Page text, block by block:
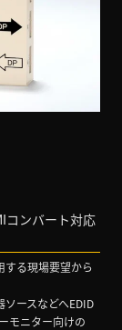
コンバート対応
する現場要望から
ースなどへEDID
モニター向けの